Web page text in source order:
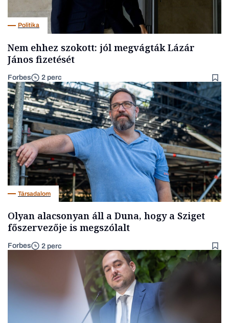
Politika
Nem ehhez szokott: jól megvágták Lázár
János fizetését
Forbes 2 perc
Társadalom
Olyan alacsonyan áll a Duna, hogy a Sziget
főszervezője is megszólalt
Forbes 2 perc